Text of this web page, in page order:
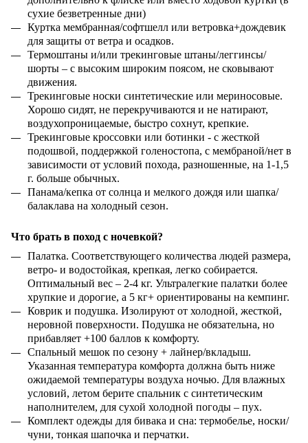
сухие безветренные дни)
Куртка мембранная/софтшелл или ветровка+дождевик
для защиты от ветра и осадков.
Термоштаны и/или трекинговые штаны/леггинсы/
шорты – с высоким широким поясом, не сковывают
движения.
Трекинговые носки синтетические или мериносовые.
Хорошо сидят, не перекручиваются и не натирают,
воздухопроницаемые, быстро сохнут, крепкие.
Трекинговые кроссовки или ботинки - с жесткой
подошвой, поддержкой голеностопа, с мембраной/нет в
зависимости от условий похода, разношенные, на 1-1,5
г. больше обычных.
Панама/кепка от солнца и мелкого дождя или шапка/
балаклава на холодный сезон.
Что брать в поход с ночевкой?
Палатка. Соответствующего количества людей размера,
ветро- и водостойкая, крепкая, легко собирается.
Оптимальный вес – 2-4 кг. Ультралегкие палатки более
хрупкие и дорогие, а 5 кг+ ориентированы на кемпинг.
Коврик и подушка. Изолируют от холодной, жесткой,
неровной поверхности. Подушка не обязательна, но
прибавляет +100 баллов к комфорту.
Спальный мешок по сезону + лайнер/вкладыш.
Указанная температура комфорта должна быть ниже
ожидаемой температуры воздуха ночью. Для влажных
условий, летом берите спальник с синтетическим
наполнителем, для сухой холодной погоды – пух.
Комплект одежды для бивака и сна: термобелье, носки/
чуни, тонкая шапочка и перчатки.